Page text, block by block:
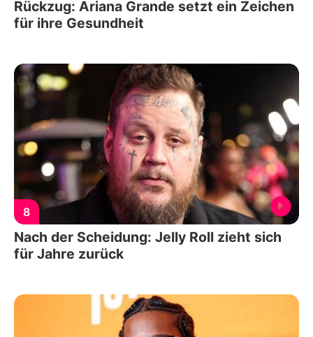
Rückzug: Ariana Grande setzt ein Zeichen
für ihre Gesundheit
8
Nach der Scheidung: Jelly Roll zieht sich
für Jahre zurück